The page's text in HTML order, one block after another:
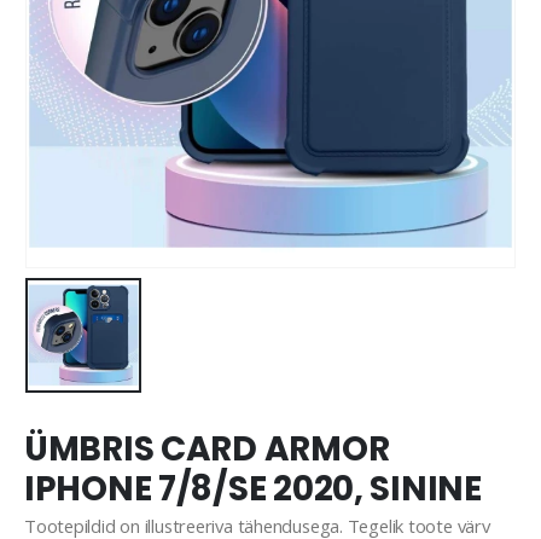
ÜMBRIS CARD ARMOR
IPHONE 7/8/SE 2020, SININE
Tootepildid on illustreeriva tähendusega. Tegelik toote värv